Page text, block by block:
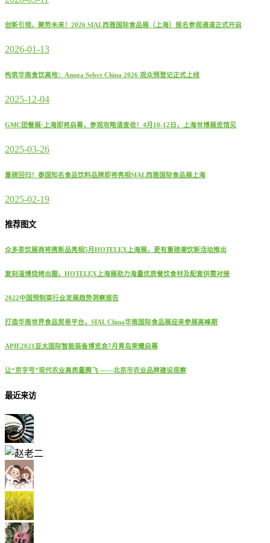
创新引领，聚势未来！2026 SIAL西雅国际食品展（上海）报名参观通道正式开启
2026-01-13
构筑华南食饮高地：Anuga Select China 2026 观众预登记正式上线
2025-12-04
GMC团餐展·上海即将启幕，参观攻略请查收！4月10-12日，上海世博展览馆见
2025-03-26
重磅回归！泰国知名食品饮料品牌即将亮相SIAL西雅国际食品展上海
2025-02-19
推荐图文
众多茶饮展商将携新品亮相5月HOTELEX上海展，更有重磅潮饮新活动推出
复刻淄博烧烤出圈，HOTELEX上海展助力海量优质餐饮食材及配套供需对接
2022中国预制菜行业发展趋势洞察报告
打造华南世界食品贸易平台，SIAL China华南国际食品展迎来参展高峰期
APIE2021亚太国际智能装备博览会7月青岛荣耀启幕
让“京字号”现代农业高质量腾飞 ——北京市农业品牌建设观察
最近来访